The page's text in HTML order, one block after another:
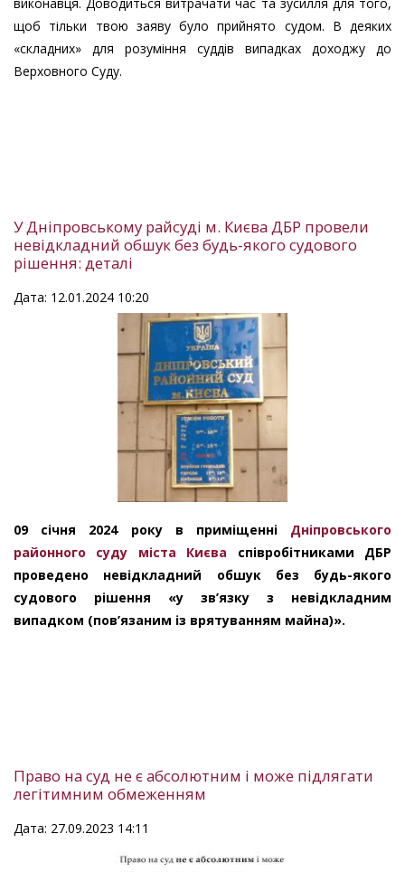
щоб тільки твою заяву було прийнято судом. В деяких
«складних» для розуміння суддів випадках доходжу до
Верховного Суду.
У Дніпровському райсуді м. Києва ДБР провели
невідкладний обшук без будь-якого судового
рішення: деталі
Дата: 12.01.2024 10:20
09 січня 2024 року в приміщенні Дніпровського
районного суду міста Києва співробітниками ДБР
проведено невідкладний обшук без будь-якого
судового рішення «у зв’язку з невідкладним
випадком (пов’язаним із врятуванням майна)».
Право на суд не є абсолютним і може підлягати
легітимним обмеженням
Дата: 27.09.2023 14:11